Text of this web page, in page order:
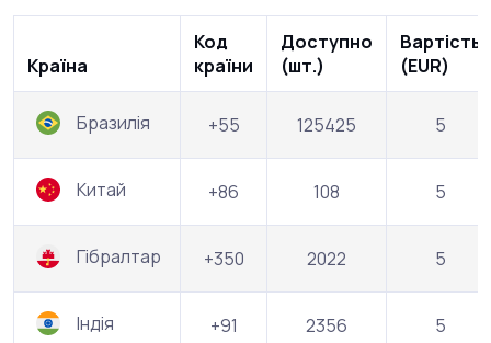
Країна
Код
країни
Доступно
(шт.)
Вартість
(EUR)
Бразилія +55 125425 5
Китай +86 108 5
Гібралтар +350 2022 5
Індія +91 2356 5